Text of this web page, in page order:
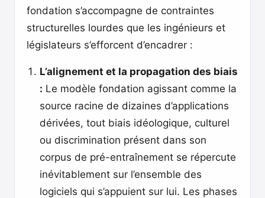
fondation s’accompagne de contraintes
structurelles lourdes que les ingénieurs et
législateurs s’efforcent d’encadrer :
L’alignement et la propagation des biais
: Le modèle fondation agissant comme la
source racine de dizaines d’applications
dérivées, tout biais idéologique, culturel
ou discrimination présent dans son
corpus de pré-entraînement se répercute
inévitablement sur l’ensemble des
logiciels qui s’appuient sur lui. Les phases